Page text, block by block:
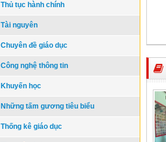
Thủ tục hành chính
Tài nguyên
Chuyên đề giáo dục
Công nghệ thông tin
Khuyến học
Những tấm gương tiêu biểu
Thống kê giáo dục